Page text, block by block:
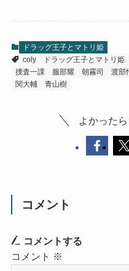
ドラッグ王子とマトリ姫
coly
ドラッグ王子とマトリ姫
捜査一課
服部耀 朝霧司 渡部
関大輔
青山樹
よかった
コメント
コメントする
コメント ※